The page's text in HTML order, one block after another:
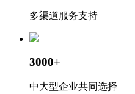
多渠道服务支持
3000+
中大型企业共同选择